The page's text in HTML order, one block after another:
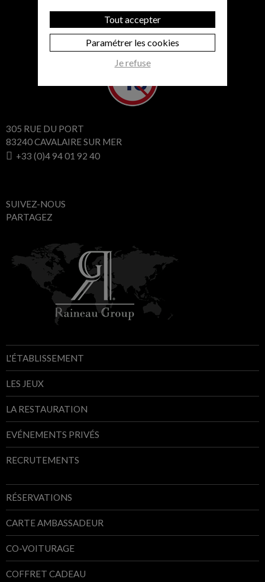
305 RUE DU PORT
83240 CAVALAIRE SUR MER
+33 (0)4 94 01 92 40
SUIVEZ-NOUS
PARTAGEZ
L'ÉTABLISSEMENT
LES JEUX
LA RESTAURATION
EVÉNEMENTS PRIVÉS
RECRUTEMENTS
RÉSERVATIONS
CARTE AMBASSADEUR
CO-VOITURAGE
COFFRET CADEAU
Tout accepter
Paramétrer les cookies
Je refuse